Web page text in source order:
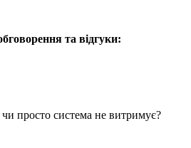
та відгуки:
чи просто система не витримує?